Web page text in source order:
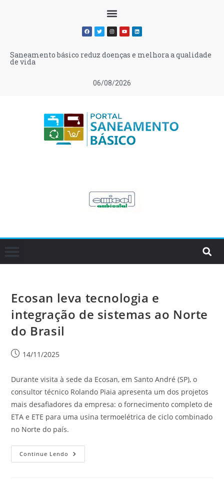
06/08/2026
Saneamento básico reduz doenças e melhora a qualidade
de vida
Ecosan leva tecnologia e
integração de sistemas ao Norte
do Brasil
14/11/2025
Durante visita à sede da Ecosan, em Santo André (SP), o
consultor técnico Rolando Piaia apresenta um dos projetos
mais desafiadores da empresa: o fornecimento completo de
ETA e ETE para uma usina termoelétrica de ciclo combinado
no Norte do país.
Continue Lendo